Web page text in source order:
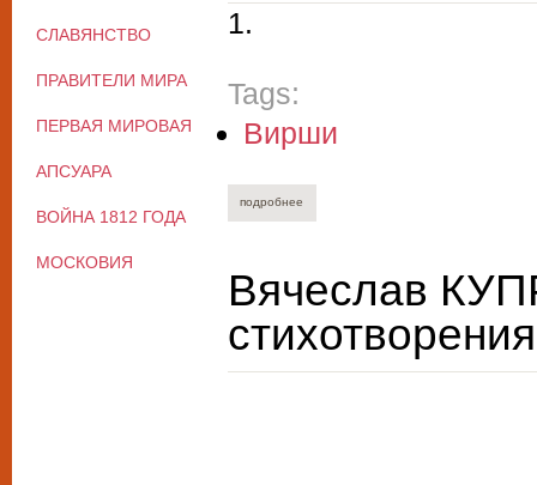
1.
Tags:
Вирши
подробнее
Вячеслав
СЛАВЯНСТВО
ПРАВИТЕЛИ МИРА
ПЕРВАЯ МИРОВАЯ
АПСУАРА
ВОЙНА 1812 ГОДА
МОСКОВИЯ